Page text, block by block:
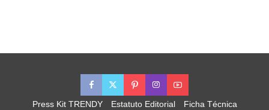
Press Kit TRENDY Estatuto Editorial Ficha Técnica